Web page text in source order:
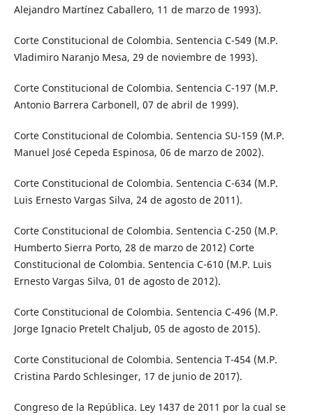
Alejandro Martínez Caballero, 11 de marzo de 1993).
Corte Constitucional de Colombia. Sentencia C-549 (M.P.
Vladimiro Naranjo Mesa, 29 de noviembre de 1993).
Corte Constitucional de Colombia. Sentencia C-197 (M.P.
Antonio Barrera Carbonell, 07 de abril de 1999).
Corte Constitucional de Colombia. Sentencia SU-159 (M.P.
Manuel José Cepeda Espinosa, 06 de marzo de 2002).
Corte Constitucional de Colombia. Sentencia C-634 (M.P.
Luis Ernesto Vargas Silva, 24 de agosto de 2011).
Corte Constitucional de Colombia. Sentencia C-250 (M.P.
Humberto Sierra Porto, 28 de marzo de 2012) Corte
Constitucional de Colombia. Sentencia C-610 (M.P. Luis
Ernesto Vargas Silva, 01 de agosto de 2012).
Corte Constitucional de Colombia. Sentencia C-496 (M.P.
Jorge Ignacio Pretelt Chaljub, 05 de agosto de 2015).
Corte Constitucional de Colombia. Sentencia T-454 (M.P.
Cristina Pardo Schlesinger, 17 de junio de 2017).
Congreso de la República. Ley 1437 de 2011 por la cual se